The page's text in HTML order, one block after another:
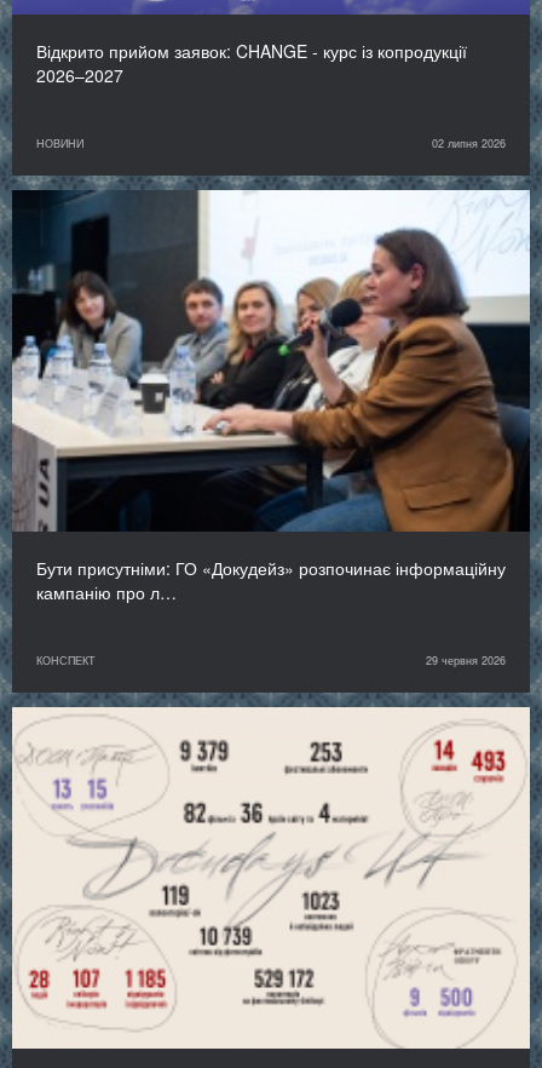
Відкрито прийом заявок: CHANGE - курс із копродукції
2026–2027
НОВИНИ 02 липня 2026
Бути присутніми: ГО «Докудейз» розпочинає інформаційну
кампанію про л…
КОНСПЕКТ 29 червня 2026